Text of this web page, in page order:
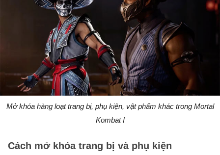
Mở khóa hàng loạt trang bị, phụ kiện, vật phẩm khác trong Mortal
Kombat I
Cách mở khóa trang bị và phụ kiện